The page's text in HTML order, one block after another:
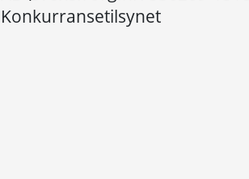
Konkurransetilsynet